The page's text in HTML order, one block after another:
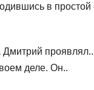
в
Дмитрий
деле. Он..